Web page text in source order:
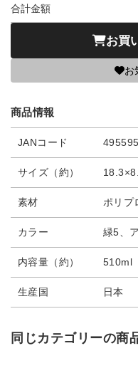
合計金額
お買
お
商品情報
JANコード
サイズ（約）
素材 ポリプ
カラー 緑5、
内容量（約） 510ml
生産国 日本
同じカテゴリーの商